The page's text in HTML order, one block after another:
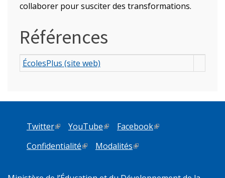
collaborer pour susciter des transformations.
Références
ÉcolesPlus (site web)
Twitter(link is external)
YouTube(link is external)
Facebook(link is external)
Confidentialité(link is external)
Modalités(link is external)